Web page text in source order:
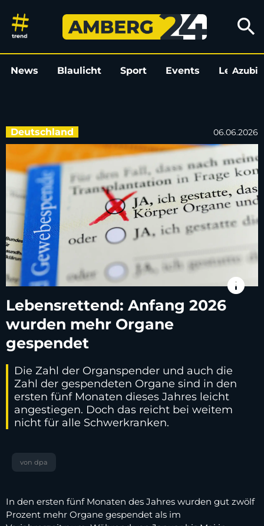
Lebensrettend: Anfang 2026
search
News Blaulicht Sport Events LeoAzubi
Deutschland 06.06.2026
info
Lebensrettend: Anfang 2026
wurden mehr Organe
gespendet
Die Zahl der Organspender und auch die
Zahl der gespendeten Organe sind in den
ersten fünf Monaten dieses Jahres leicht
angestiegen. Doch das reicht bei weitem
nicht für alle Schwerkranken.
von dpa
In den ersten fünf Monaten des Jahres wurden gut zwölf
Prozent mehr Organe gespendet als im